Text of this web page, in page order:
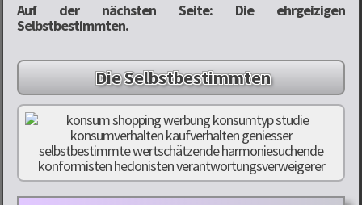
Auf der nächsten Seite: Die ehrgeizigen
Selbstbestimmten.
Die Selbstbestimmten